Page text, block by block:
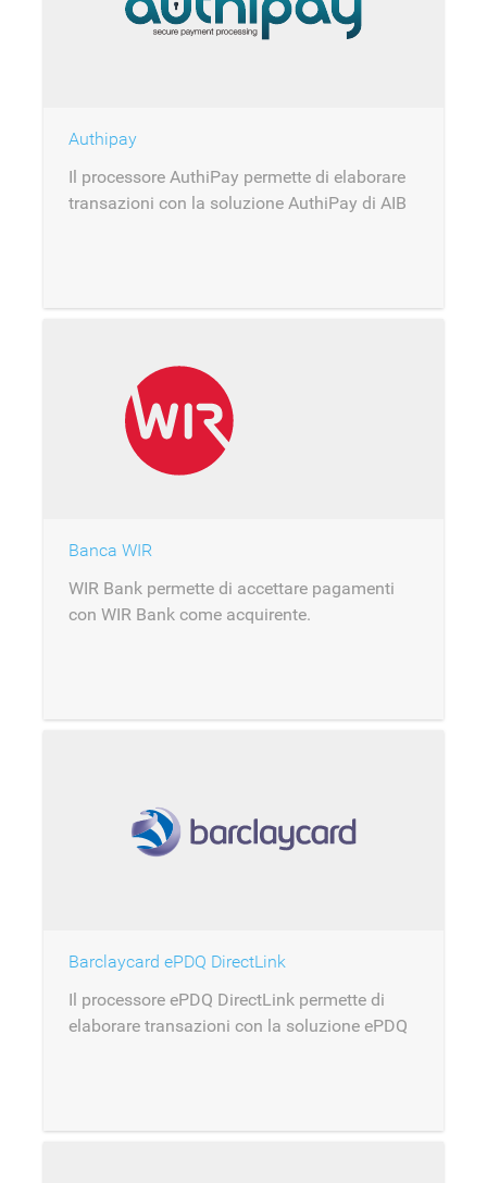
Authipay
Il processore AuthiPay permette di elaborare
transazioni con la soluzione AuthiPay di AIB
Banca WIR
WIR Bank permette di accettare pagamenti
con WIR Bank come acquirente.
Barclaycard ePDQ DirectLink
Il processore ePDQ DirectLink permette di
elaborare transazioni con la soluzione ePDQ